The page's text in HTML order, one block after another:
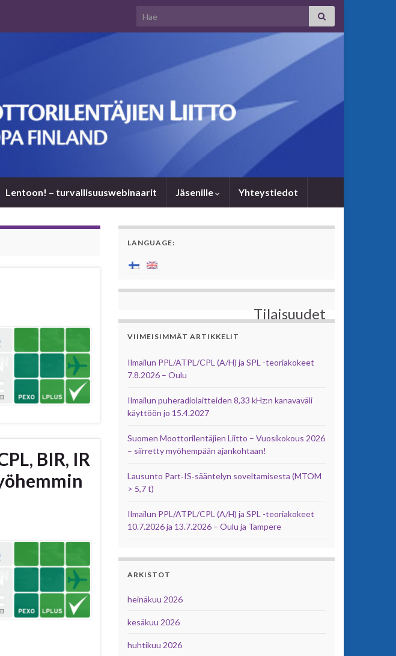
Search for:
Len­toon! – tur­val­li­suus­we­bi­naa­rit Jäsenille Yhteystiedot
BIR, IR
LANGUAGE:
Tilaisuudet
VIIMEISIMMÄT ARTIKKELIT
Ilmailun PPL/ATPL/CPL (A/H) ja SPL -teoriakokeet
7.8.2026 – Oulu
Ilmailun puheradiolaitteiden 8,33 kHz:n kanavaväli
käyttöön jo 15.4.2027
Suomen Moottorilentäjien Liitto – Vuosikokous 2026
– siirretty myöhempään ajankohtaan!
Lausunto Part‑IS‑sääntelyn soveltamisesta (MTOM
> 5,7 t)
Ilmailun PPL/ATPL/CPL (A/H) ja SPL -teoriakokeet
10.7.2026 ja 13.7.2026 – Oulu ja Tampere
ARKISTOT
heinäkuu 2026
kesäkuu 2026
huhtikuu 2026